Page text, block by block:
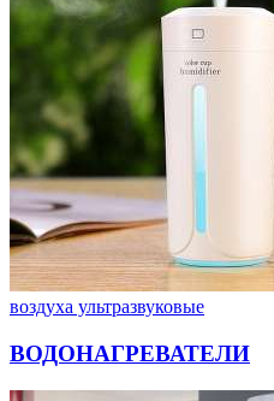
воздуха ультразвуковые
ВОДОНАГРЕВАТЕЛИ